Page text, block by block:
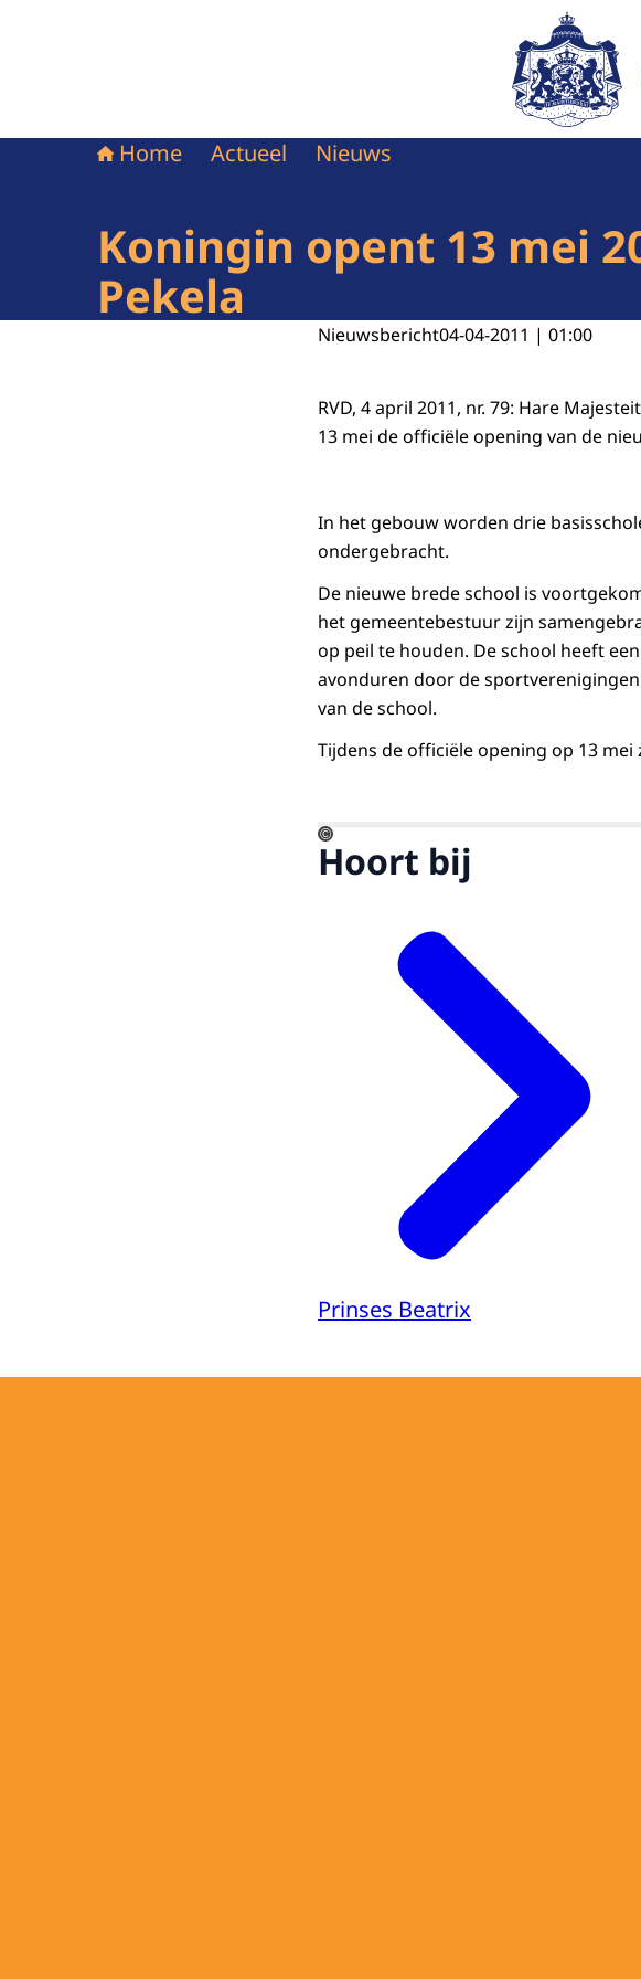
Naar de
Home Actueel Nieuws
Koningin opent 13 mei
Pekela
Nieuwsbericht04-04-2011 | 01:00
RVD, 4 april 2011, nr. 79: Hare
13 mei de officiële opening van de
In het gebouw worden drie
ondergebracht.
De nieuwe brede school is
het gemeentebestuur zijn
op peil te houden. De school heeft
avonduren door de
van de school.
Tijdens de officiële opening op 13
©
Hoort bij
Prinses Beatrix